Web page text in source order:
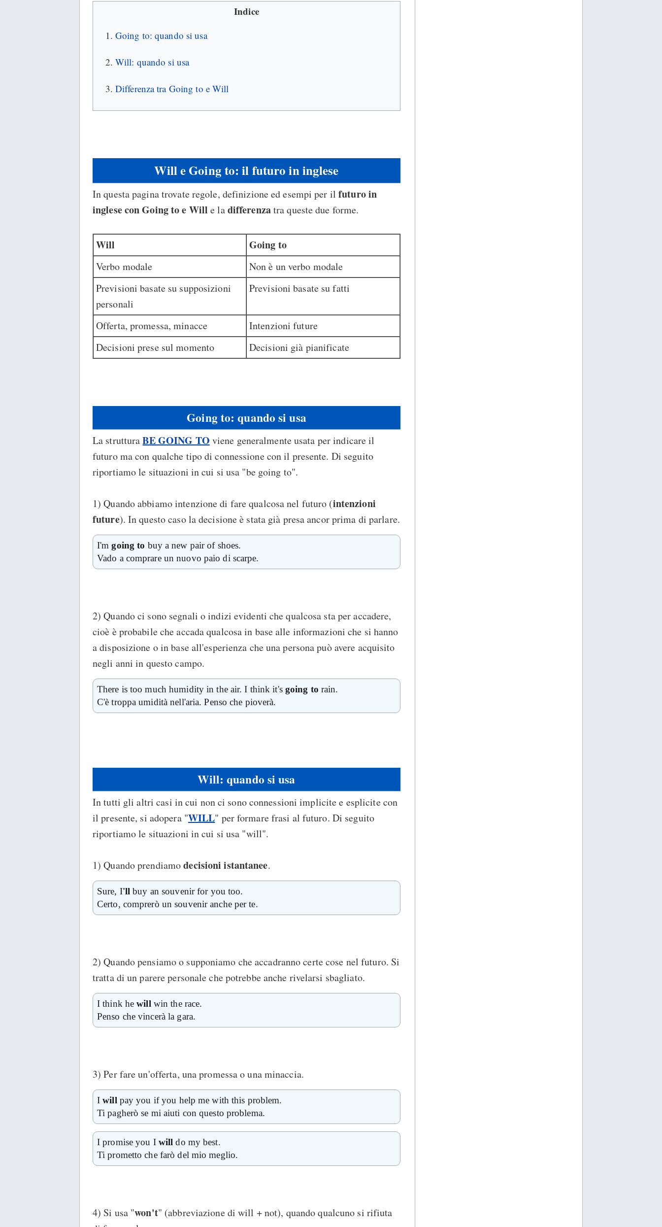
Indice
Going to: quando si usa
Will: quando si usa
Differenza tra Going to e Will
Will e Going to: il futuro in inglese
In questa pagina trovate regole, definizione ed esempi per ilfuturo in
inglese con Going to e Will e ladifferenzatra queste due forme.
Will Going to
Verbo modale
Non è un verbo modale
Previsioni basate su supposizioni
personali
Previsioni basate su fatti
Offerta, promessa, minacce
Intenzioni future
Decisioni prese sul momento
Decisioni già pianificate
Going to: quando si usa
La strutturaBE GOING TO viene generalmente usata per indicare il
futuro ma con qualche tipo di connessione con il presente. Di seguito
riportiamo le situazioni in cui si usa "be going to".
1) Quando abbiamo intenzione di fare qualcosa nel futuro (intenzioni
future). In questo caso la decisione è stata già presa ancor prima di parlare.
I'mgoing to buy a new pair of shoes.
Vado a comprare un nuovo paio di scarpe.
2) Quando ci sono segnali o indizi evidenti che qualcosa sta per accadere,
cioè è probabile che accada qualcosa in base alle informazioni che si hanno
a disposizione o in base all'esperienza che una persona può avere acquisito
negli anni in questo campo.
There is too much humidity in the air. I think it's going to rain.
C'è troppa umidità nell'aria. Penso che pioverà.
Will: quando si usa
In tutti gli altri casi in cui non ci sono connessioni implicite e esplicite con
il presente, si adopera "WILL" per formare frasi al futuro. Di seguito
riportiamo le situazioni in cui si usa "will".
1) Quando prendiamodecisioni istantanee.
Sure, I'll buy an souvenir for you too.
Certo, comprerò un souvenir anche per te.
2) Quando pensiamo o supponiamo che accadranno certe cose nel futuro. Si
tratta di un parere personale che potrebbe anche rivelarsi sbagliato.
I think hewill win the race.
Penso che vincerà la gara.
3) Per fare un'offerta, una promessa o una minaccia.
Iwill pay you if you help me with this problem.
Ti pagherò se mi aiuti con questo problema.
I promise you I will do my best.
Ti prometto che farò del mio meglio.
4) Si usa "won't" (abbreviazione di will + not), quando qualcuno si rifiuta